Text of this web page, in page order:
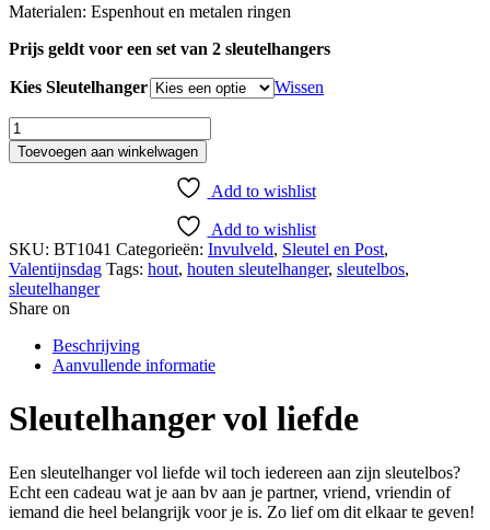
Materialen: Espenhout en metalen ringen
Prijs geldt voor een set van 2 sleutelhangers
Kies Sleutelhanger Wissen
Sleutelhanger
vol
liefde
Toevoegen aan winkelwagen
Add to wishlist
Add to wishlist
SKU: BT1041 Categorieën: Invulveld, Sleutel en Post,
Valentijnsdag Tags: hout, houten sleutelhanger, sleutelbos,
sleutelhanger
Share on
Beschrijving
Aanvullende informatie
Sleutelhanger vol liefde
Een sleutelhanger vol liefde wil toch iedereen aan zijn sleutelbos?
Echt een cadeau wat je aan bv aan je partner, vriend, vriendin of
iemand die heel belangrijk voor je is. Zo lief om dit elkaar te geven!